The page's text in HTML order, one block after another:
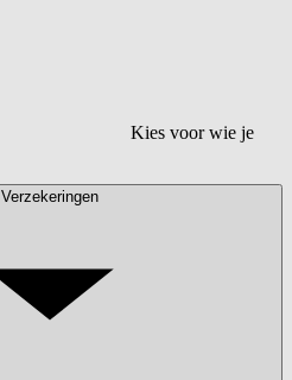
Kies voor wie je
Verzekeringen